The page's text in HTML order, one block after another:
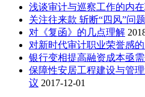
浅谈审计与巡察工作的内
关注往来款 斩断“四风”问
对《复函》的几点理解
对新时代审计职业荣誉感
银行变相提高融资成本亟
保障性安居工程建设与管
议 2017-12-01